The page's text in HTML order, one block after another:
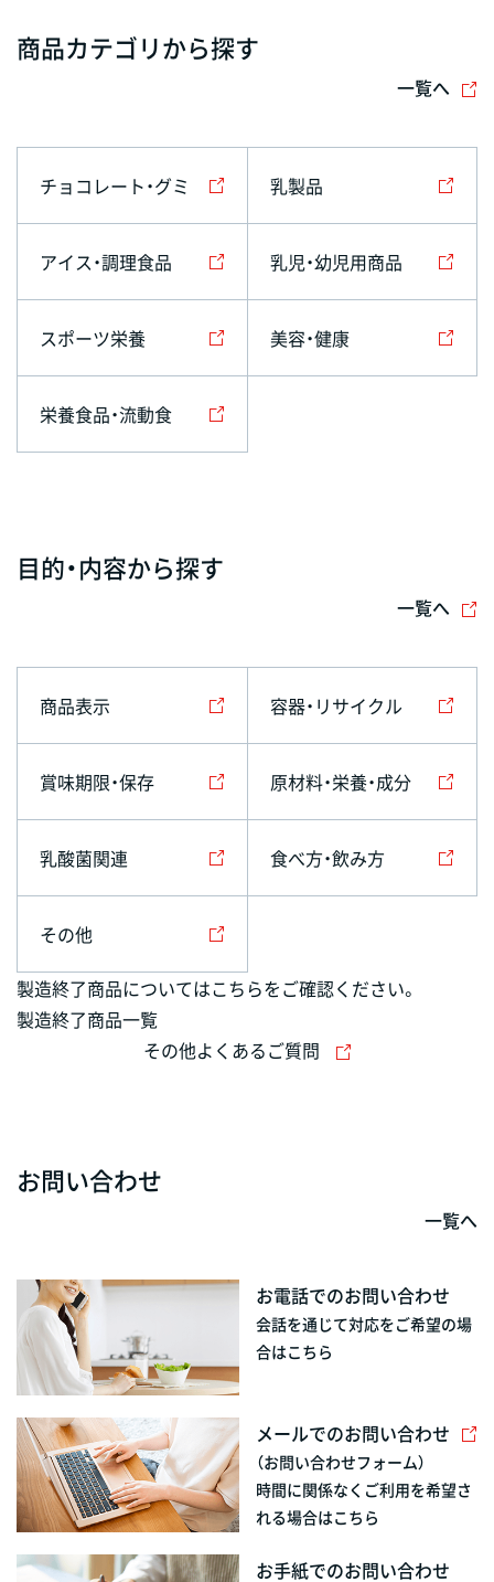
商品カテゴリから探す
一覧へ
チョコレート・グミ 乳製品
アイス・調理食品 乳児・幼児用商品
スポーツ栄養 美容・健康
栄養食品・流動食
目的・内容から探す
一覧へ
商品表示 容器・リサイクル
賞味期限・保存 原材料・栄養・成分
乳酸菌関連 食べ方・飲み方
その他
製造終了商品についてはこちらをご確認ください。
製造終了商品一覧
その他よくあるご質問
お問い合わせ
一覧へ
お電話でのお問い合わせ
会話を通じて対応をご希望の場
合はこちら
メールでのお問い合わせ
（お問い合わせフォーム）
時間に関係なくご利用を希望さ
れる場合はこちら
お手紙でのお問い合わせ